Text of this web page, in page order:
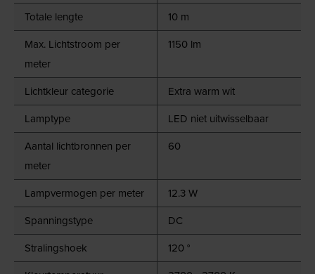
Totale lengte
10 m
Max. Lichtstroom per
meter
1150 lm
Lichtkleur categorie
Extra warm wit
Lamptype
LED niet uitwisselbaar
Aantal lichtbronnen per
meter
60
Lampvermogen per meter
12.3 W
Spanningstype
DC
Stralingshoek
120 °